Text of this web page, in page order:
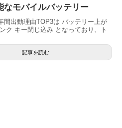
なモバイルバッテリー
間出動理由TOP3は バッテリー上が
ク キー閉じ込み となっており、ト
記事を読む